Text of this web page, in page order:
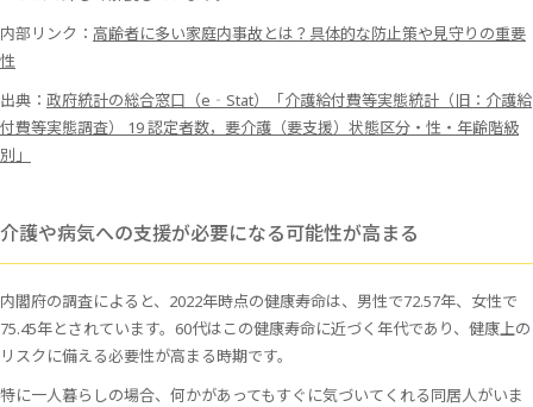
内部リンク： 高齢者に多い家庭内事故とは？具体的な防止策や見守りの重要
性
出典： 政府統計の総合窓口（e‐Stat）「介護給付費等実態統計（旧：介護給
付費等実態調査） 19 認定者数，要介護（要支援）状態区分・性・年齢階級
別」
介護や病気への支援が必要になる可能性が高まる
内閣府の調査によると、2022年時点の健康寿命は、男性で72.57年、女性で
75.45年とされています。60代はこの健康寿命に近づく年代であり、健康上の
リスクに備える必要性が高まる時期です。
特に一人暮らしの場合、何かがあってもすぐに気づいてくれる同居人がいま